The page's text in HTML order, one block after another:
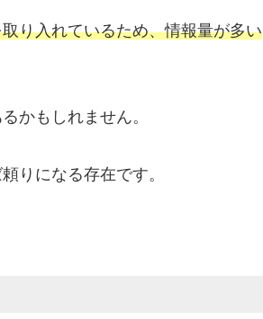
り入れているため、情報量が多い
かもしれません。
りになる存在です。